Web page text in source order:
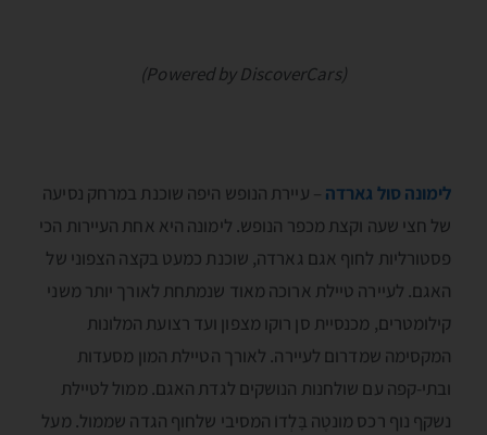
(Powered by DiscoverCars)
לימונה סול גארדה – עיירת הנופש היפה שוכנת במרחק נסיעה
של חצי שעה וקצת מכפר הנופש. לימונה היא אחת העיירות הכי
פסטורליות לחוף אגם גארדה, שוכנת כמעט בקצה הצפוני של
האגם. לעיירה טיילת ארוכה מאוד שנמתחת לאורך יותר משני
קילומטרים, מכנסיית סן רוקו מצפון ועד רצועת המלונות
המקסימה שמדרום לעיירה. לאורך הטיילת המון מסעדות
ובתי-קפה עם שולחנות הנושקים לגדת האגם. ממול לטיילת
נשקף נוף רכס מונטֶה בָּלְדוֺ המסיבי שלחוף הגדה שממול. מעל